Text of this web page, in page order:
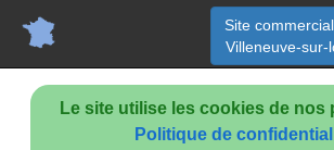
Le site utilise les cookies de nos
Politique de
Site
Villeneuve-sur-